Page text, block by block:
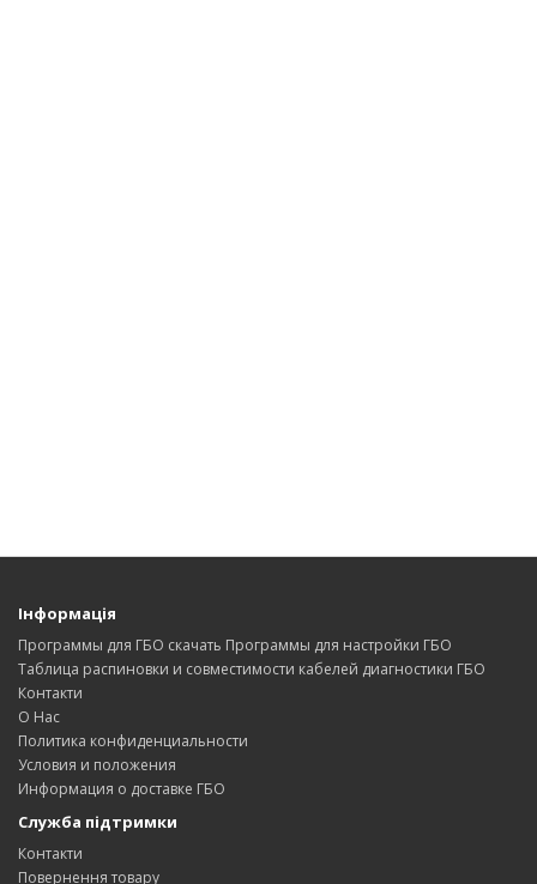
Інформація
Программы для ГБО скачать Программы для настройки ГБО
Таблица распиновки и совместимости кабелей диагностики ГБО
Контакти
О Нас
Политика конфиденциальности
Условия и положения
Информация о доставке ГБО
Служба підтримки
Контакти
Повернення товару